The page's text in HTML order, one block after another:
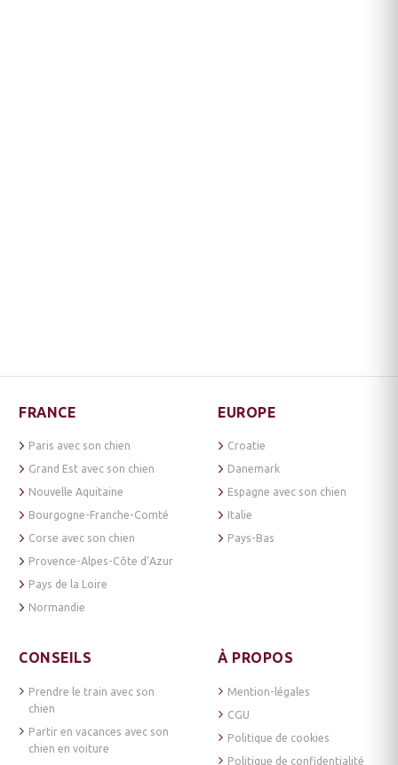
FRANCE
Paris avec son chien
Grand Est avec son chien
Nouvelle Aquitaine
Bourgogne-Franche-Comté
Corse avec son chien
Provence-Alpes-Côte d’Azur
Pays de la Loire
Normandie
EUROPE
Croatie
Danemark
Espagne avec son chien
Italie
Pays-Bas
CONSEILS
Prendre le train avec son
chien
Partir en vacances avec son
chien en voiture
À PROPOS
Mention-légales
CGU
Politique de cookies
Politique de confidentialité